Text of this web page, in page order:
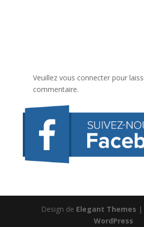
Veuillez vous connecter pour
commentaire.
Design de Elegant Themes |
WordPress